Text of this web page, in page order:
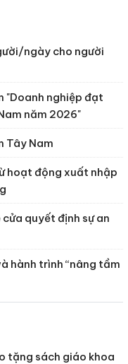
ngày cho người
"Doanh nghiệp đạt
năm 2026"
Tây Nam
hoạt động xuất nhập
quyết định sự an
hành trình “nâng tầm
tặng sách giáo khoa